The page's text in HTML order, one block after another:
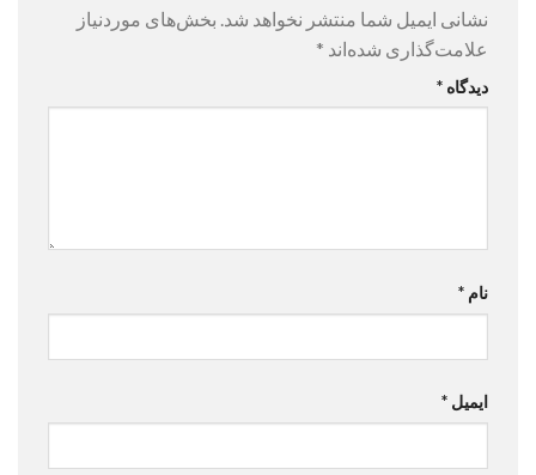
نشانی ایمیل شما منتشر نخواهد شد. بخش‌های موردنیاز
علامت‌گذاری شده‌اند *
دیدگاه *
نام *
ایمیل *